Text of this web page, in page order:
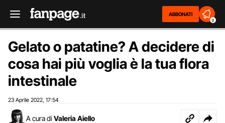
ABBONATI
2
Gelato o patatine? A decidere di
cosa hai più voglia è la tua flora
intestinale
23 Aprile 2022 17:54
A cura di Valeria Aiello